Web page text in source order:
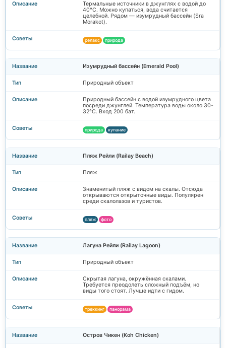
Термальные источники в джунглях с водой до
40°C. Можно купаться, вода считается
целебной. Рядом — изумрудный бассейн (Sra
Morakot).
релакс природа
Изумрудный бассейн (Emerald Pool)
Природный объект
Природный бассейн с водой изумрудного цвета
посреди джунглей. Температура воды около 30-
32°C. Вход 200 бат.
природа купание
Пляж Рейли (Railay Beach)
Пляж
Знаменитый пляж с видом на скалы. Отсюда
открываются открыточные виды. Популярен
среди скалолазов и туристов.
пляж фото
Лагуна Рейли (Railay Lagoon)
Природный объект
Скрытая лагуна, окружённая скалами.
Требуется преодолеть сложный подъём, но
виды того стоят. Лучше идти с гидом.
треккинг панорама
Остров Чикен (Koh Chicken)